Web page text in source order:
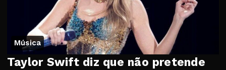
Música
Taylor Swift diz que não pretende